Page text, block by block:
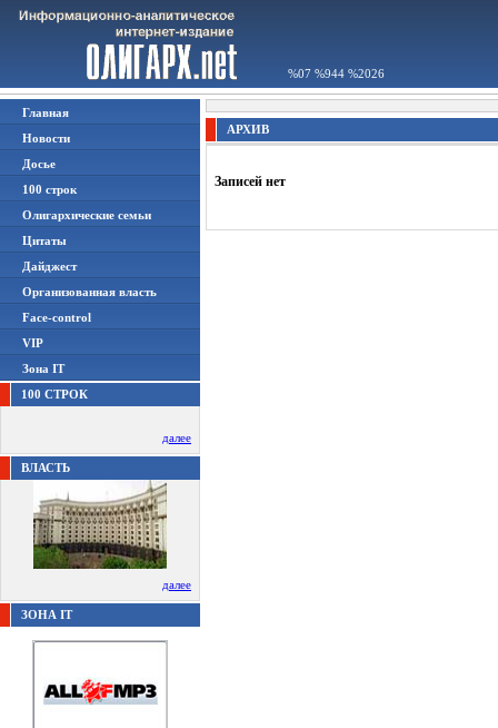
%07 %944 %2026
Главная
Новости
Досье
100 строк
Олигархические семьи
Цитаты
Дайджест
Организованная власть
Face-control
VIP
Зона IT
100 СТРОК
далее
ВЛАСТЬ
далее
ЗОНА IT
АРХИВ
Записей нет